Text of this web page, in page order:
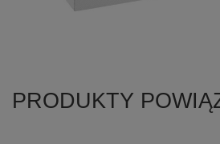
PRODUKTY